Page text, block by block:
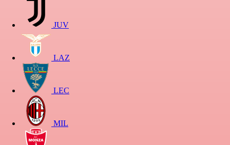
JUV
LAZ
LEC
MIL